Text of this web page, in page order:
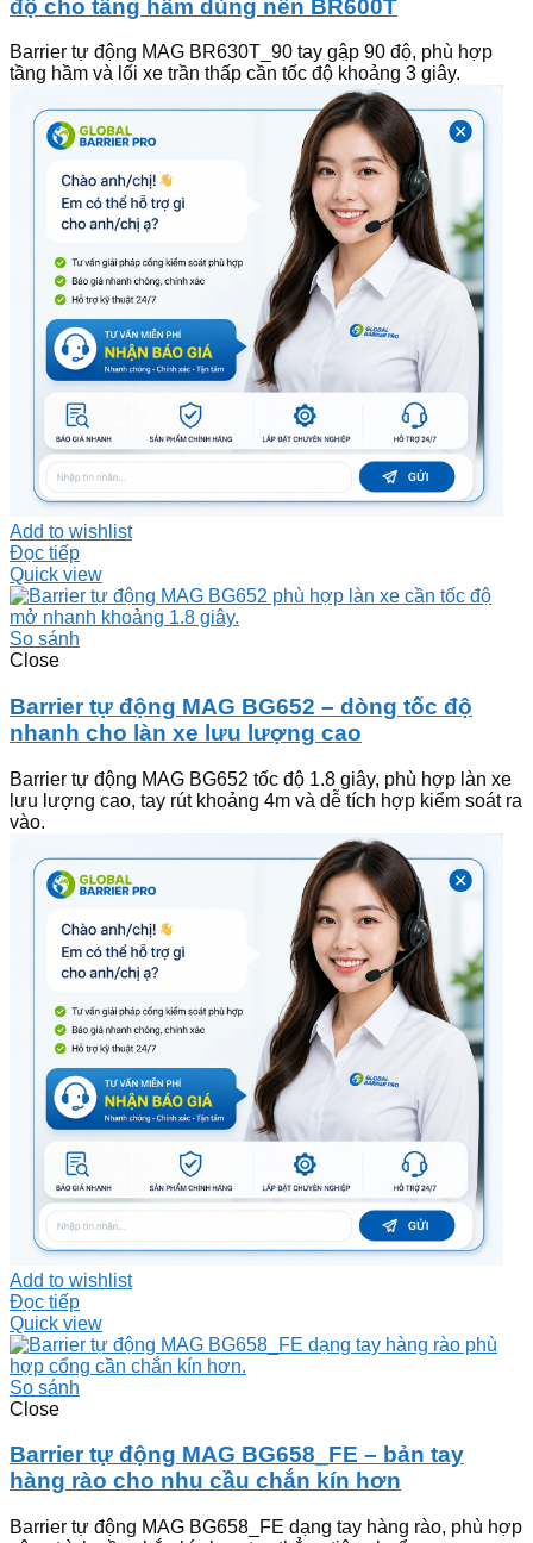
độ cho tầng hầm dùng nền BR600T
Barrier tự động MAG BR630T_90 tay gập 90 độ, phù hợp
tầng hầm và lối xe trần thấp cần tốc độ khoảng 3 giây.
Add to wishlist
Đọc tiếp
Quick view
So sánh
Close
Barrier tự động MAG BG652 – dòng tốc độ
nhanh cho làn xe lưu lượng cao
Barrier tự động MAG BG652 tốc độ 1.8 giây, phù hợp làn xe
lưu lượng cao, tay rút khoảng 4m và dễ tích hợp kiểm soát ra
vào.
Add to wishlist
Đọc tiếp
Quick view
So sánh
Close
Barrier tự động MAG BG658_FE – bản tay
hàng rào cho nhu cầu chắn kín hơn
Barrier tự động MAG BG658_FE dạng tay hàng rào, phù hợp